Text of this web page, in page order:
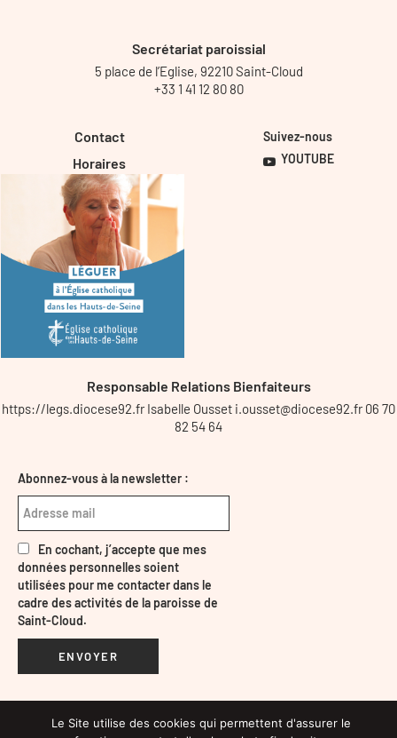
Secrétariat paroissial
5 place de l’Eglise, 92210 Saint-Cloud
+33 1 41 12 80 80
Contact
Horaires
Suivez-nous
YOUTUBE
Responsable Relations Bienfaiteurs
https://legs.diocese92.fr Isabelle Ousset i.ousset@diocese92.fr 06 70
82 54 64
Abonnez-vous à la newsletter :
En cochant, j’accepte que mes
données personnelles soient
utilisées pour me contacter dans le
cadre des activités de la paroisse de
Saint-Cloud.
ENVOYER
Mentions légales
Le Site utilise des cookies qui permettent d'assurer le